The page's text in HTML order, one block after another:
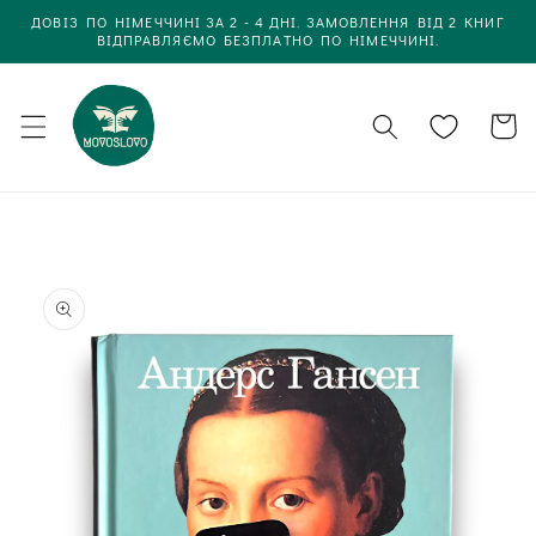
до
вмісту
ДОВІЗ ПО НІМЕЧЧИНІ ЗА 2 - 4 ДНІ. ЗАМОВЛЕННЯ ВІД 2 КНИГ
ВІДПРАВЛЯЄМО БЕЗПЛАТНО ПО НІМЕЧЧИНІ.
Кошик